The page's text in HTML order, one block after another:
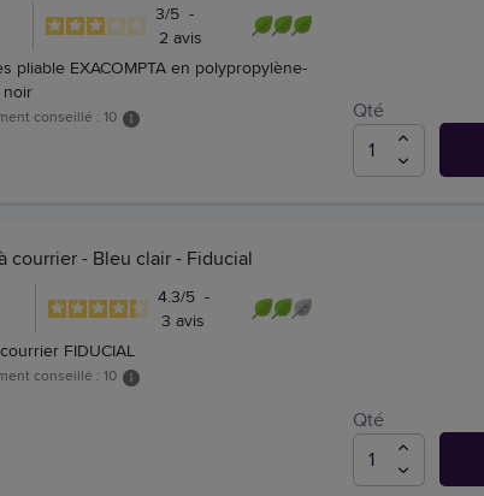
3/5 -
2 avis
pliable EXACOMPTA en polypropylène-
noir
conseillé : 10 Qté
courrier - Bleu clair - Fiducial
4.3/5 -
3 avis
FIDUCIAL
conseillé : 10
Qté